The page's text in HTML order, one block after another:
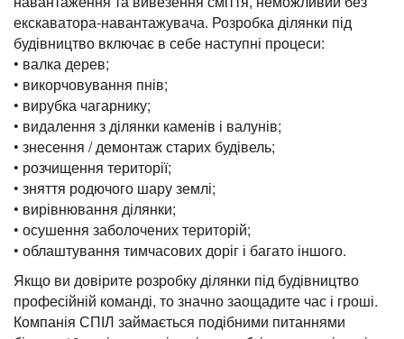
екскаватора-навантажувача. Розробка ділянки під
будівництво включає в себе наступні процеси:
• валка дерев;
• викорчовування пнів;
• вирубка чагарнику;
• видалення з ділянки каменів і валунів;
• знесення / демонтаж старих будівель;
• розчищення території;
• зняття родючого шару землі;
• вирівнювання ділянки;
• осушення заболочених територій;
• облаштування тимчасових доріг і багато іншого.
Якщо ви довірите розробку ділянки під будівництво
професійній команді, то значно заощадите час і гроші.
Компанія СПІЛ займається подібними питаннями